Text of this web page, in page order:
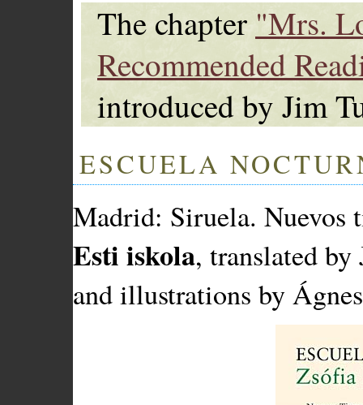
The chapter "Mrs.
Recommended
introduced by Jim
ESCUELA
Madrid: Siruela. Nuevos
Esti iskola, translated
and illustrations by